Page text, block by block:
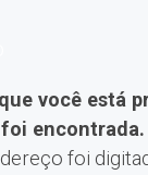
você está
foi encontrada.
foi